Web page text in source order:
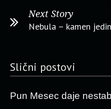
Next Story
Nebula – kamen
Slični postovi
Pun Mesec daje